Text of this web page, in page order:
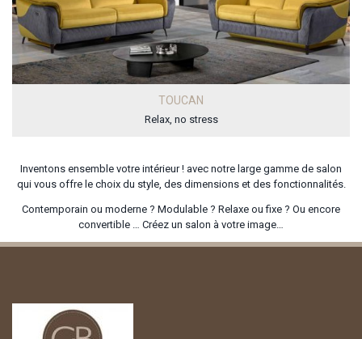
TOUCAN
Relax, no stress
Inventons ensemble votre intérieur ! avec notre large gamme de salon
qui vous offre le choix du style, des dimensions et des fonctionnalités.
Contemporain ou moderne ? Modulable ? Relaxe ou fixe ? Ou encore
convertible … Créez un salon à votre image…